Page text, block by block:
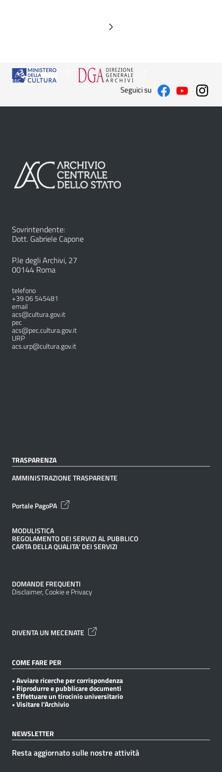
Seguici su
Sovrintendente:
Dott. Gabriele Capone
P.le degli Archivi, 27
00144 Roma
telefono
+39 06 545481
email
acs@cultura.gov.it
pec
acs@pec.cultura.gov.it
URP
acs.urp@cultura.gov.it
TRASPARENZA
AMMINISTRAZIONE TRASPARENTE
Portale PagoPA
MODULISTICA
REGOLAMENTO DEI SERVIZI AL PUBBLICO
CARTA DELLA QUALITA’ DEI SERVIZI
DOMANDE FREQUENTI
Disclaimer, Cookie e Privacy
DIVENTA UN MECENATE
COME FARE PER
• Avviare ricerche per corrispondenza
• Riprodurre e pubblicare documenti
• Effettuare un tirocinio universitario
• Visitare l’Archivio
NEWSLETTER
Resta aggiornato sulle nostre attività